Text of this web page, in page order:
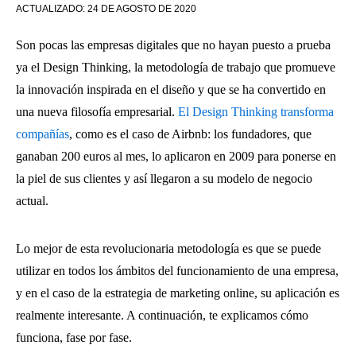
ACTUALIZADO: 24 DE AGOSTO DE 2020
Son pocas las empresas digitales que no hayan puesto a prueba
ya el Design Thinking, la metodología de trabajo que promueve
la innovación inspirada en el diseño y que se ha convertido en
una nueva filosofía empresarial. El Design Thinking transforma
compañías, como es el caso de Airbnb: los fundadores, que
ganaban 200 euros al mes, lo aplicaron en 2009 para ponerse en
la piel de sus clientes y así llegaron a su modelo de negocio
actual.
Lo mejor de esta revolucionaria metodología es que se puede
utilizar en todos los ámbitos del funcionamiento de una empresa,
y en el caso de la estrategia de marketing online, su aplicación es
realmente interesante. A continuación, te explicamos cómo
funciona, fase por fase.